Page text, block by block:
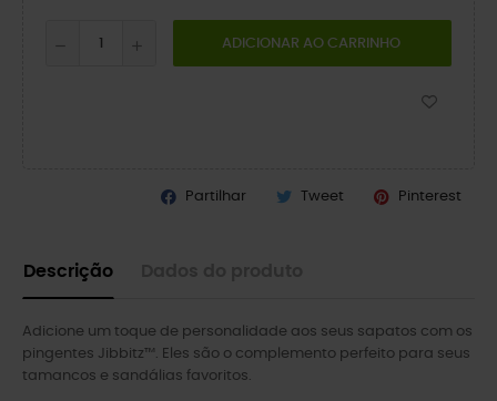
ADICIONAR AO CARRINHO
Partilhar Tweet Pinterest
Descrição
Adicione um toque de personalidade aos seus sapatos com os
pingentes Jibbitz™. Eles são o complemento perfeito para seus
tamancos e sandálias favoritos.